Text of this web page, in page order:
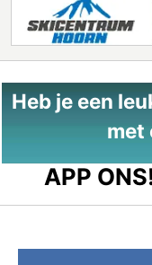
Heb je een
met
APP